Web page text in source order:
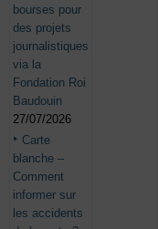
bourses pour
des projets
journalistiques
via la
Fondation Roi
Baudouin
27/07/2026
Carte
blanche –
Comment
informer sur
les accidents